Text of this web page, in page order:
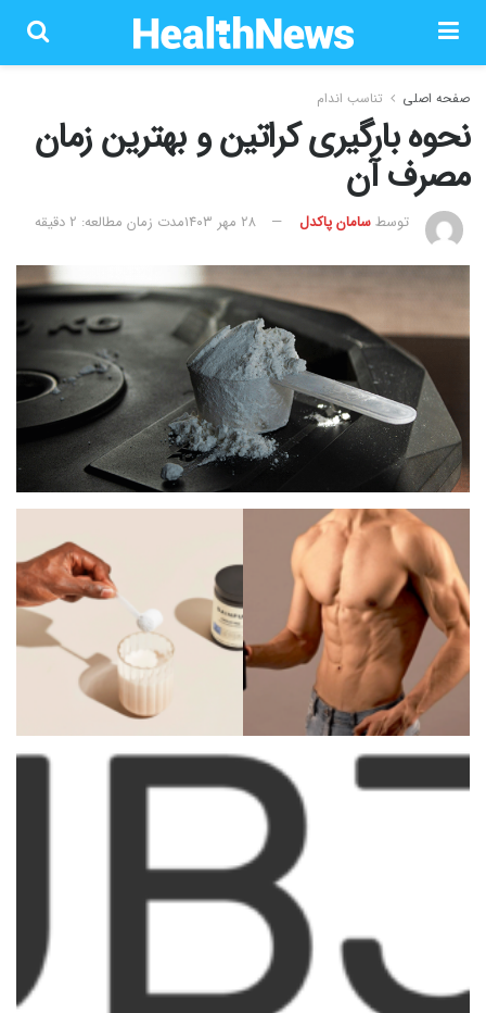
صفحه اصلی تناسب اندام
نحوه بارگیری کراتین و بهترین زمان
مصرف آن
توسطسامان پاکدل ۲۸ مهر ۱۴۰۳ مدت زمان مطالعه: 2 دقیقه